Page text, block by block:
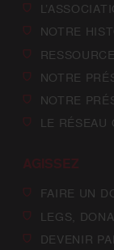
NOTRE
NOTRE
NOTRE
LE RÉSEAU
AGISSEZ
FAIRE UN
LEGS,
DEVENIR